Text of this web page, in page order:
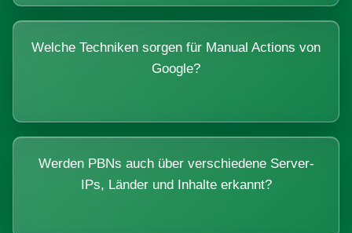
Welche Techniken sorgen für Manual Actions von
Google?
Werden PBNs auch über verschiedene Server-
IPs, Länder und Inhalte erkannt?